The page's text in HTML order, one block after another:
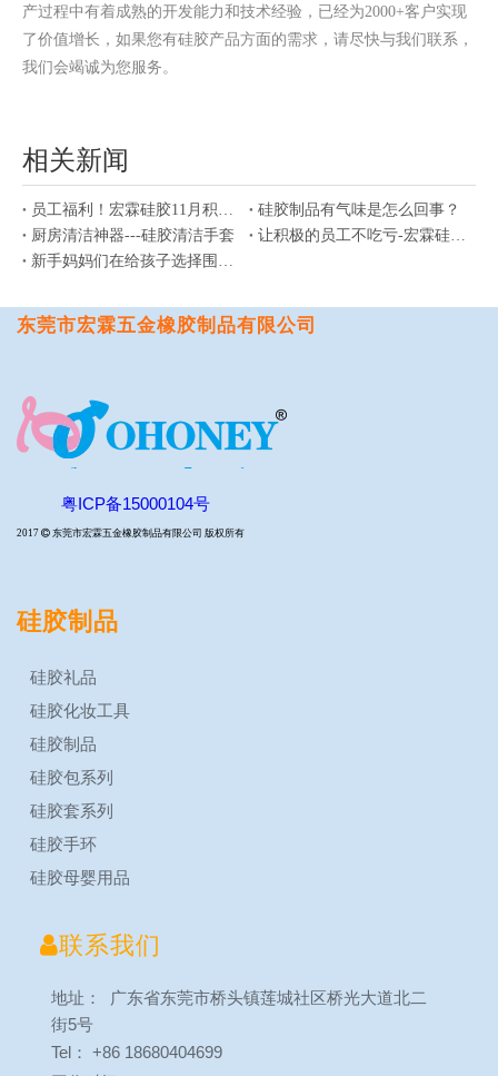
产过程中有着成熟的开发能力和技术经验，已经为2000+客户实现
了价值增长，如果您有硅胶产品方面的需求，请尽快与我们联系，
我们会竭诚为您服务。
相关新闻
员工福利！宏霖硅胶11月积分兑换活动
硅胶制品有气味是怎么回事？
厨房清洁神器---硅胶清洁手套
让积极的员工不吃亏-宏霖硅胶制品厂三月积分兑换活动
新手妈妈们在给孩子选择围兜的时候应该注意哪些问题？
东莞市宏霖五金橡胶制品有限公司
粤ICP备15000104号
2017  东莞市宏霖五金橡胶制品有限公司 版权所有
硅胶制品
硅胶礼品
硅胶化妆工具
硅胶制品
硅胶包系列
硅胶套系列
硅胶手环
硅胶母婴用品
联系我们
地址： 广东省东莞市桥头镇莲城社区桥光大道北二
街5号
Tel： +86 18680404699